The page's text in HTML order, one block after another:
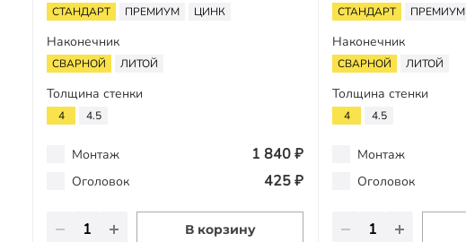
СТАНДАРТ ПРЕМИУМ ЦИНК
Наконечник
СВАРНОЙ ЛИТОЙ
Толщина стенки
4 4.5
Монтаж 1 840 ₽
Оголовок 425 ₽
В корзину
СТАНДАРТ ПРЕМИУМ
Наконечник
СВАРНОЙ ЛИТОЙ
Толщина стенки
4 4.5
Монтаж
Оголовок